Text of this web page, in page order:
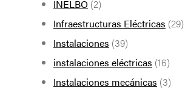
INELBO (2)
Infraestructuras Eléctricas (29)
Instalaciones (39)
instalaciones eléctricas (16)
Instalaciones mecánicas (3)